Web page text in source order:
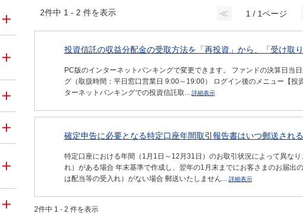
2件中 1 - 2 件を表示 ≪ 1 / 1ページ
投資信託の収益分配金の受取方法を「再投資」から、「受け取
PC版のインターネットバンキングで変更できます。 ファンドの決算日当
グ（取扱時間：平日窓口営業日 9:00～19:00） ログイン後のメニュー【
ターネットバンキングでの投資信託取... 詳細表示
確定申告に必要となる特定口座年間取引報告書はいつ郵送される
特定口座における年間（1月1日～12月31日）のお取引状況によって異な
れ）がある場合 年末基準で作成し、翌年の1月末までにお客さまのお届出
は配当等の受入れ）がない場合 郵送いたしません... 詳細表示
2件中 1 - 2 件を表示